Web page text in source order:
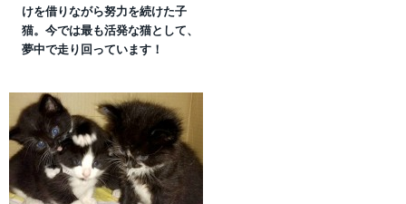
けを借りながら努力を続けた子
猫。今では最も活発な猫として、
夢中で走り回っています！